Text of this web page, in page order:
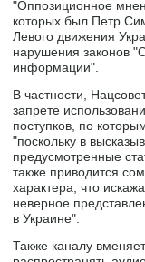
"Оппозиционное
которых был Петр
Левого движения
нарушения законов
информации".
В частности,
запрете
поступков, по
"поскольку в
предусмотренные
также приводится
характера, что
неверное
в Украине".
Также каналу